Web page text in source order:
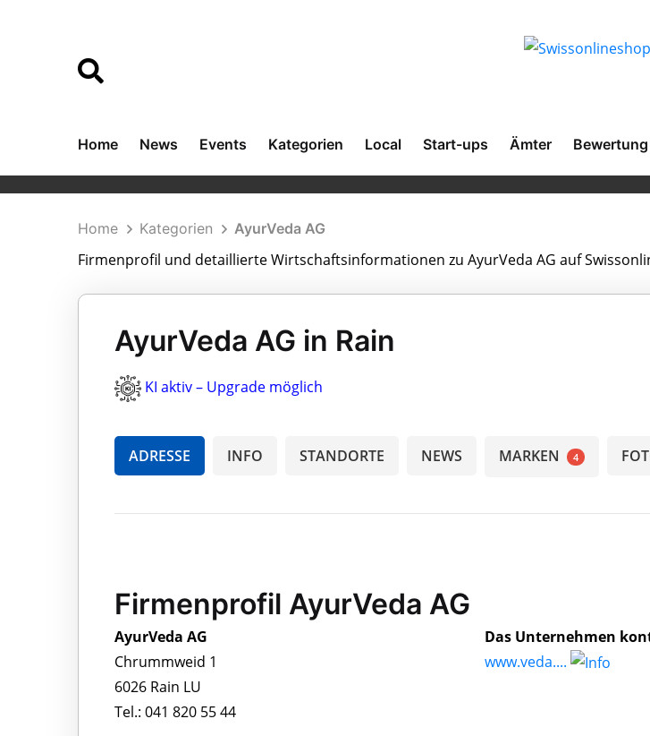
Home News Events Kategorien Local Start-ups Ämter Bewertung
Home Kategorien AyurVeda AG
Firmenprofil und detaillierte Wirtschaftsinformationen zu AyurVeda AG auf
AyurVeda AG in Rain
KI aktiv – Upgrade möglich
ADRESSE INFO STANDORTE NEWS MARKEN 4
Firmenprofil AyurVeda AG
AyurVeda AG
Chrummweid 1
6026 Rain LU
Tel.: 041 820 55 44
Das Unternehmen
www.veda....